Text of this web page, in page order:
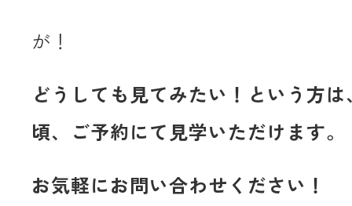
が！
どうしても見てみたい！という方は
頃、ご予約にて見学いただけます。
お気軽にお問い合わせください！